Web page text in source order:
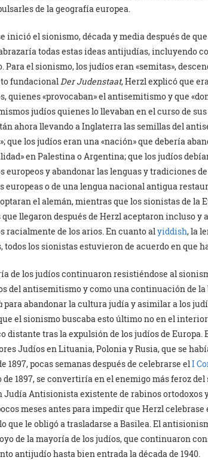
de la geografía europea.
inició el sionismo, década y media después de
todas estas ideas antijudías, incluyendo
Para el sionismo, los judíos eran «semitas»,
fundacionalDer Judenstaat, Herzl explicó que
quienes «provocaban» el antisemitismo y que
judíos quienes lo llevaban en el curso de
ahora llevando a Inglaterra las semillas del
que los judíos eran una «nación» que debería
en Palestina o Argentina; que los judíos
europeos y abandonar las lenguas y tradiciones
europeas o de una lengua nacional antigua
el alemán, mientras que los sionistas de la
llegaron después de Herzl aceptaron incluso y
racialmente de los arios. En cuanto alyiddish, la
todos los sionistas estuvieron de acuerdo en que
de los judíos continuaron resistiéndose al
del antisemitismo y como una continuación de
para abandonar la cultura judía y asimilar a los
el sionismo buscaba esto último no en el
distante tras la expulsión de los judíos de Europa.
Judíos en Lituania, Polonia y Rusia, que se
1897, pocas semanas después de celebrarse elI
de 1897, se convertiría en el enemigo más feroz
Judía Antisionista existente de rabinos ortodoxos
meses antes para impedir que Herzl
que le obligó a trasladarse a Basilea. El
de la mayoría de los judíos, que continuaron
antijudío hasta bien entrada la década de 1940.